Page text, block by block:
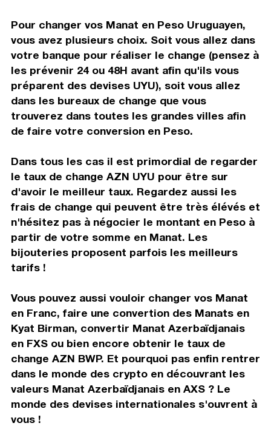
Pour changer vos Manat en Peso Uruguayen,
vous avez plusieurs choix. Soit vous allez dans
votre banque pour réaliser le change (pensez à
les prévenir 24 ou 48H avant afin qu'ils vous
préparent des devises UYU), soit vous allez
dans les bureaux de change que vous
trouverez dans toutes les grandes villes afin
de faire votre conversion en Peso.
Dans tous les cas il est primordial de regarder
le taux de change AZN UYU pour être sur
d'avoir le meilleur taux. Regardez aussi les
frais de change qui peuvent être très élévés et
n'hésitez pas à négocier le montant en Peso à
partir de votre somme en Manat. Les
bijouteries proposent parfois les meilleurs
tarifs !
Vous pouvez aussi vouloir changer vos Manat
en Franc, faire une convertion des Manats en
Kyat Birman, convertir Manat Azerbaïdjanais
en FXS ou bien encore obtenir le taux de
change AZN BWP. Et pourquoi pas enfin rentrer
dans le monde des crypto en découvrant les
valeurs Manat Azerbaïdjanais en AXS ? Le
monde des devises internationales s'ouvrent à
vous !